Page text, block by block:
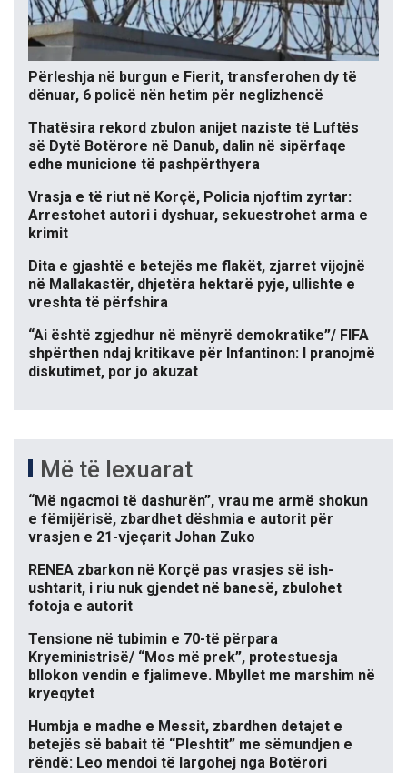
Përleshja në burgun e Fierit, transferohen dy të
dënuar, 6 policë nën hetim për neglizhencë
Thatësira rekord zbulon anijet naziste të Luftës
së Dytë Botërore në Danub, dalin në sipërfaqe
edhe municione të pashpërthyera
Vrasja e të riut në Korçë, Policia njoftim zyrtar:
Arrestohet autori i dyshuar, sekuestrohet arma e
krimit
Dita e gjashtë e betejës me flakët, zjarret vijojnë
në Mallakastër, dhjetëra hektarë pyje, ullishte e
vreshta të përfshira
“Ai është zgjedhur në mënyrë demokratike”/ FIFA
shpërthen ndaj kritikave për Infantinon: I pranojmë
diskutimet, por jo akuzat
Më të lexuarat
“Më ngacmoi të dashurën”, vrau me armë shokun
e fëmijërisë, zbardhet dëshmia e autorit për
vrasjen e 21-vjeçarit Johan Zuko
RENEA zbarkon në Korçë pas vrasjes së ish-
ushtarit, i riu nuk gjendet në banesë, zbulohet
fotoja e autorit
Tensione në tubimin e 70-të përpara
Kryeministrisë/ “Mos më prek”, protestuesja
bllokon vendin e fjalimeve. Mbyllet me marshim në
kryeqytet
Humbja e madhe e Messit, zbardhen detajet e
betejës së babait të “Pleshtit” me sëmundjen e
rëndë: Leo mendoi të largohej nga Botërori